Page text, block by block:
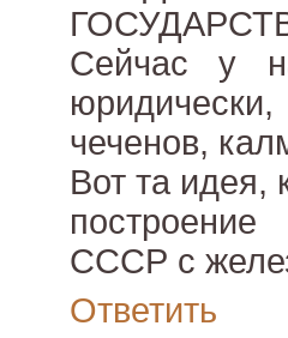
Сейчас у
чеченов,
Вот та идея,
построение
СССР с
Ответить